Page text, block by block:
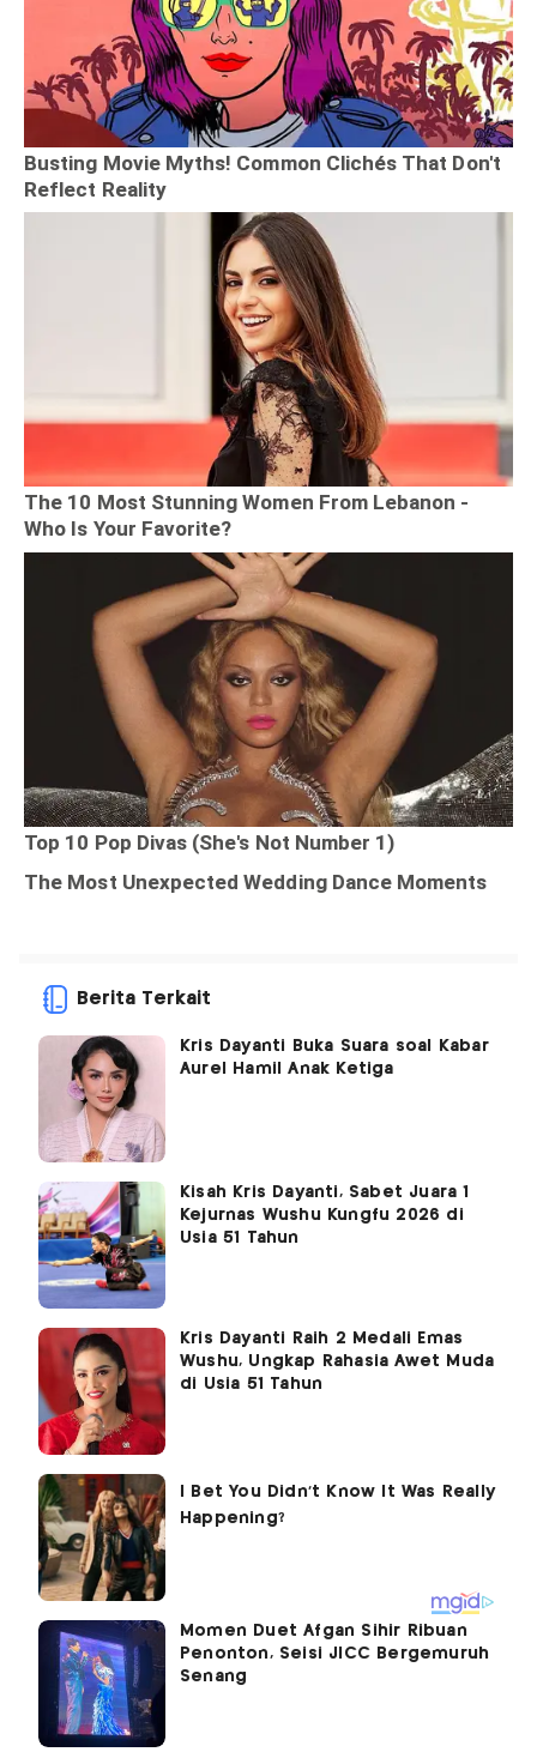
Berita Terkait
Kris Dayanti Buka Suara soal Kabar
Aurel Hamil Anak Ketiga
Kisah Kris Dayanti, Sabet Juara 1
Kejurnas Wushu Kungfu 2026 di
Usia 51 Tahun
Kris Dayanti Raih 2 Medali Emas
Wushu, Ungkap Rahasia Awet Muda
di Usia 51 Tahun
Momen Duet Afgan Sihir Ribuan
Penonton, Seisi JICC Bergemuruh
Senang